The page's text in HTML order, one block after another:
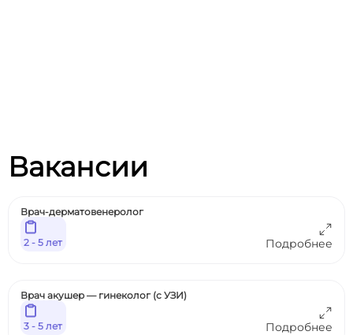
Вакансии
Врач-дерматовенеролог
Подробнее
2 - 5 лет
Врач акушер — гинеколог (с УЗИ)
Подробнее
3 - 5 лет